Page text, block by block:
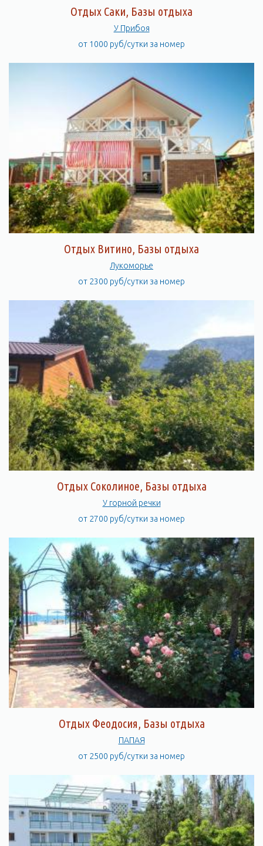
Отдых Саки, Базы отдыха
У Прибоя
от 1000 руб/сутки за номер
Отдых Витино, Базы отдыха
Лукоморье
от 2300 руб/сутки за номер
Отдых Соколиное, Базы отдыха
У горной речки
от 2700 руб/сутки за номер
Отдых Феодосия, Базы отдыха
ПАПАЯ
от 2500 руб/сутки за номер